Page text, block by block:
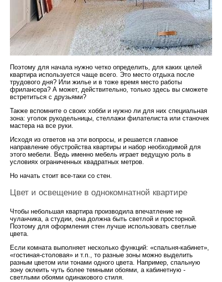
Поэтому для начала нужно четко определить, для каких целей
квартира используется чаще всего. Это место отдыха после
трудового дня? Или жилье и в тоже время место работы
фрилансера? А может, действительно, только здесь вы сможете
встретиться с друзьями?
Также вспомните о своих хобби и нужно ли для них специальная
зона: уголок рукодельницы, стеллажи филателиста или станочек
мастера на все руки.
Исходя из ответов на эти вопросы, и решается главное
направление обустройства квартиры и набор необходимой для
этого мебели. Ведь именно мебель играет ведущую роль в
условиях ограниченных квадратных метров.
Но начать стоит все-таки со стен.
Цвет и освещение в однокомнатной квартире
Чтобы небольшая квартира производила впечатление не
чуланчика, а студии, она должна быть светлой и просторной.
Поэтому для оформления стен лучше использовать светлые
цвета.
Если комната выполняет несколько функций: «спальня-кабинет»,
«гостиная-столовая» и т.п., то разные зоны можно выделить
разным цветом или тонами одного цвета. Например, спальную
зону оклеить чуть более темными обоями, а кабинетную -
светлыми обоями одинакового стиля.